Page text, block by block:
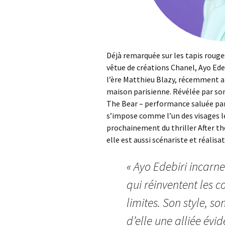
Déjà remarquée sur les tapis
vêtue de créations Chanel, Ayo
l’ère Matthieu Blazy, récemment
maison parisienne. Révélée par
The Bear – performance saluée
s’impose comme l’un des
prochainement du thriller After
elle est aussi scénariste et
« Ayo Edebiri
qui réinventent les
limites. Son style,
d’elle une alliée